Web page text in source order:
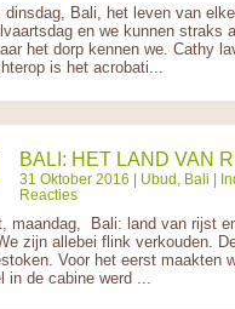
dinsdag, Bali, het leven van
en we kunnen straks
het dorp kennen we. Cathy
is het acrobati...
BALI: HET LAND VAN
31 Oktober 2016 | Ubud, Bali |
Reacties
maandag, Bali: land van rijst
zijn allebei flink verkouden.
Voor het eerst maakten
in de cabine werd ...